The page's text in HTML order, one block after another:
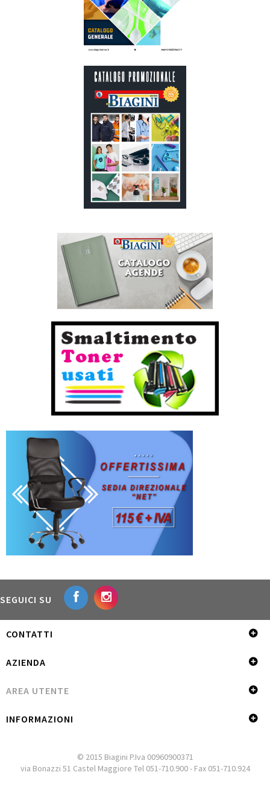
SEGUICI SU
CONTATTI
AZIENDA
AREA UTENTE
INFORMAZIONI
© 2015 Biagini P.Iva 00960900371
via Bonazzi 51 Castel Maggiore Tel 051-710.900 - Fax 051-710.924